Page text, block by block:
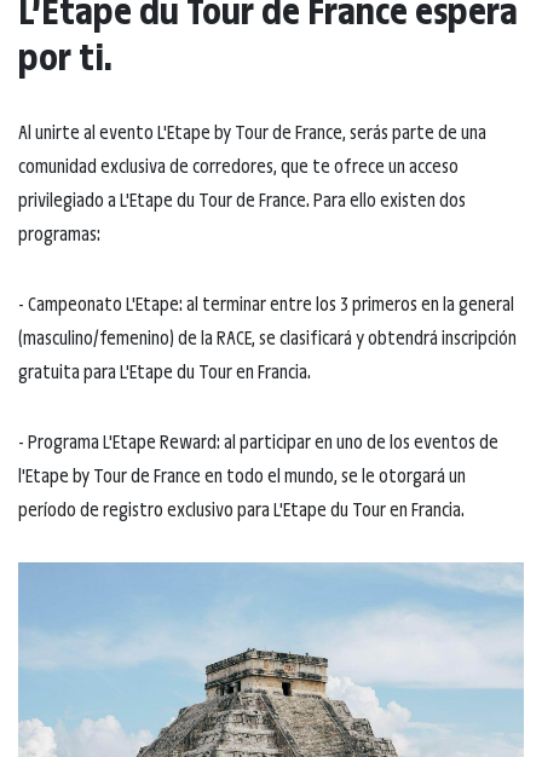
por ti.
Al unirte al evento L'Etape by Tour de France, serás parte de una
comunidad exclusiva de corredores, que te ofrece un acceso
privilegiado a L'Etape du Tour de France. Para ello existen dos
programas:
- Campeonato L'Etape: al terminar entre los 3 primeros en la general
(masculino/femenino) de la RACE, se clasificará y obtendrá inscripción
gratuita para L'Etape du Tour en Francia.
- Programa L'Etape Reward: al participar en uno de los eventos de
l'Etape by Tour de France en todo el mundo, se le otorgará un
período de registro exclusivo para L'Etape du Tour en Francia.